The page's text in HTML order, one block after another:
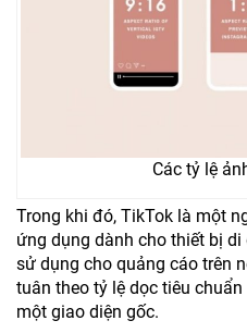
Các tỷ lệ
Trong khi đó, TikTok là một
ứng dụng dành cho thiết bị
sử dụng cho quảng cáo trên
tuân theo tỷ lệ dọc tiêu
một giao diện gốc.